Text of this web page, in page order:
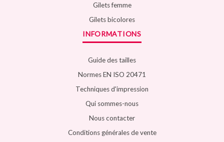
Gilets femme
Gilets bicolores
INFORMATIONS
Guide des tailles
Normes EN ISO 20471
Techniques d'impression
Qui sommes-nous
Nous contacter
Conditions générales de vente